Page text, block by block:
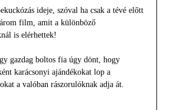
ideje, szóval ha csak a tévé előtt
film, amit a különböző
is elérhettek!
gazdag boltos fia úgy dönt, hogy
karácsonyi ajándékokat lop a
a valóban rászorulóknak adja át.